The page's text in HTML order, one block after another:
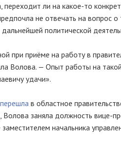
переходит ли на какое-то
не отвечать на вопрос
политической
при приёме на работу в
Волова. — Опыт работы на
удачи».
перешла в областное
Волова заняла должность вице-
начальника